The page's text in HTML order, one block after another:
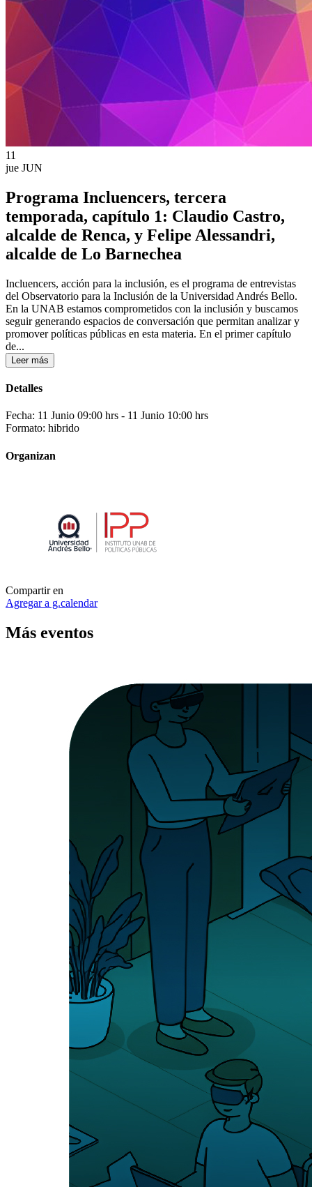
11
jue JUN
Programa Incluencers, tercera
temporada, capítulo 1: Claudio Castro,
alcalde de Renca, y Felipe Alessandri,
alcalde de Lo Barnechea
Incluencers, acción para la inclusión, es el programa de entrevistas
del Observatorio para la Inclusión de la Universidad Andrés Bello.
En la UNAB estamos comprometidos con la inclusión y buscamos
seguir generando espacios de conversación que permitan analizar y
promover políticas públicas en esta materia. En el primer capítulo
de...
Leer más
Detalles
Fecha: 11 Junio 09:00 hrs - 11 Junio 10:00 hrs
Formato: hibrido
Organizan
Compartir en
Agregar a g.calendar
Más eventos